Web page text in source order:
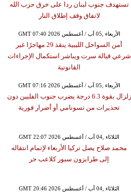
تستهدف جنوب لبنان ردا على خرق حزب الله
لاتفاق وقف إطلاق النار
GMT 07:40 2026 الأربعاء ,05 آب / أغسطس
أمن السواحل الليبية ينقذ 29 مهاجرًا غير
شرعي قبالة سرت ويباشر استكمال الإجراءات
القانونية
GMT 07:16 2026 الأربعاء ,05 آب / أغسطس
زلزال بقوة 6.3 درجة يضرب جنوب الفلبين دون
تحذيرات من تسونامي أو أضرار فورية
GMT 22:07 2026 الثلاثاء ,04 آب / أغسطس
محمد صلاح يصل تركيا الأربعاء لإتمام انتقاله
إلى طرابزون سبور كلاعب حر
GMT 20:46 2026 الثلاثاء ,04 آب / أغسطس